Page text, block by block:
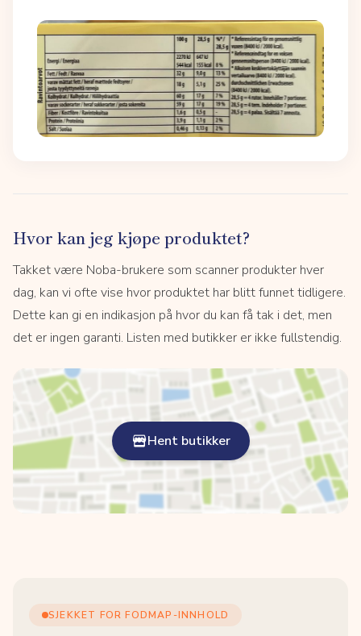
Hvor kan jeg kjøpe produktet?
Takket være Noba-brukere som scanner produkter hver
dag, kan vi ofte vise hvor produktet har blitt funnet tidligere.
Dette kan gi en indikasjon på hvor du kan få tak i det, men
det er ingen garanti. Listen med butikker er ikke fullstendig.
Hent butikker
SJEKKET FOR FODMAP-INNHOLD